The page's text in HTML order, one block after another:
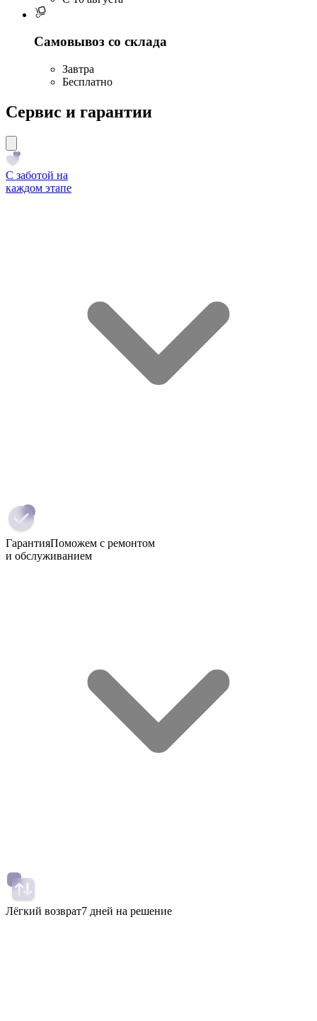
Самовывоз со склада
Завтра
Бесплатно
Сервис и гарантии
С заботой на
каждом этапе
ГарантияПоможем с ремонтом
и обслуживанием
Лёгкий возврат7 дней на решение